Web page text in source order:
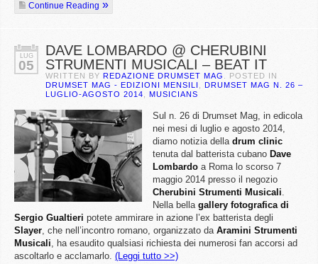
Continue Reading
LUG
05
DAVE LOMBARDO @ CHERUBINI
STRUMENTI MUSICALI – BEAT IT
WRITTEN BY REDAZIONE DRUMSET MAG
. POSTED IN
DRUMSET MAG - EDIZIONI MENSILI
DRUMSET MAG N. 26 –
LUGLIO-AGOSTO 2014
MUSICIANS
Sul n. 26 di Drumset Mag, in edicola
nei mesi di luglio e agosto 2014,
diamo notizia della drum clinic
tenuta dal batterista cubano Dave
Lombardo a Roma lo scorso 7
maggio 2014 presso il negozio
Cherubini Strumenti Musicali.
Nella bella gallery fotografica di
Sergio Gualtieri potete ammirare in azione l’ex batterista degli
Slayer, che nell’incontro romano, organizzato da Aramini Strumenti
Musicali, ha esaudito qualsiasi richiesta dei numerosi fan accorsi ad
ascoltarlo e acclamarlo. (Leggi tutto >>)